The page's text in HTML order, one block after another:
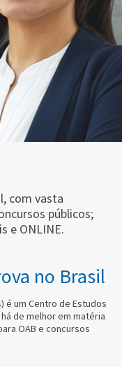
com vasta
públicos;
e ONLINE.
no Brasil
é um Centro de Estudos
de melhor em matéria
OAB e concursos